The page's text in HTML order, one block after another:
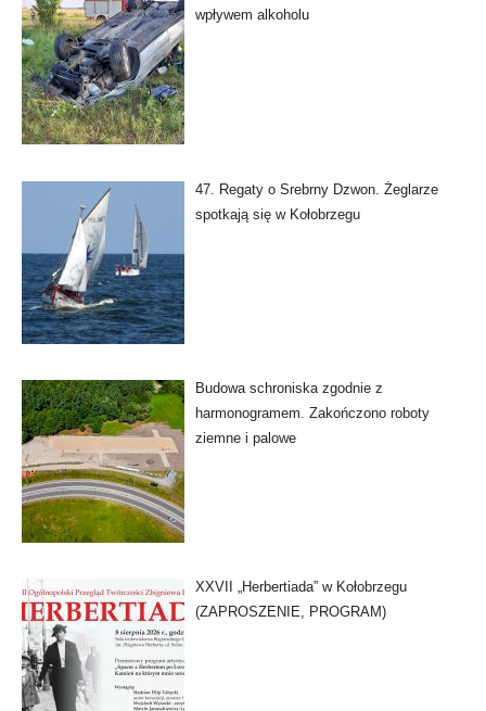
wpływem alkoholu
47. Regaty o Srebrny Dzwon. Żeglarze
spotkają się w Kołobrzegu
Budowa schroniska zgodnie z
harmonogramem. Zakończono roboty
ziemne i palowe
XXVII „Herbertiada” w Kołobrzegu
(ZAPROSZENIE, PROGRAM)